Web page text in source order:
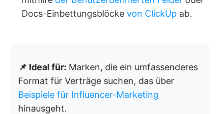
Docs-Einbettungsblöcke von ClickUp ab.
📌 Ideal für: Marken, die ein umfassenderes
Format für Verträge suchen, das über
Beispiele für Influencer-Marketing
hinausgeht.